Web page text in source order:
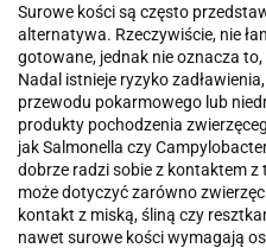
Surowe kości są często
alternatywa. Rzeczywiście, nie
gotowane, jednak nie oznacza to,
Nadal istnieje ryzyko
przewodu pokarmowego lub
produkty pochodzenia
jak Salmonella czy
dobrze radzi sobie z kontaktem
może dotyczyć zarówno
kontakt z miską, śliną czy
nawet surowe kości wymagają